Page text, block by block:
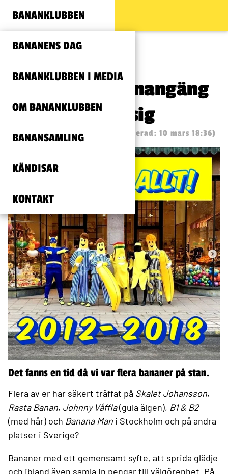
BANANKLUBBEN
BANANENS DAG
BANANKLUBBEN I MEDIA
OM BANANKLUBBEN
BANANSAMLING
KÄNDISAR
KONTAKT
Stockholms banangäng
har tackat för sig
Publicerad: 18 juni, 2022 (Uppdaterad: 10 mars 18:36)
Det fanns en tid då vi var flera bananer på stan.
Flera av er har säkert träffat på Skalet Johansson,
Rasta Banan, Johnny Våffla(gula älgen), B1 & B2
(med hår) och Banana Man i Stockholm och på andra
platser i Sverige?
Bananer med ett gemensamt syfte, att sprida glädje
och ibland även samla in pengar till välgörenhet. På